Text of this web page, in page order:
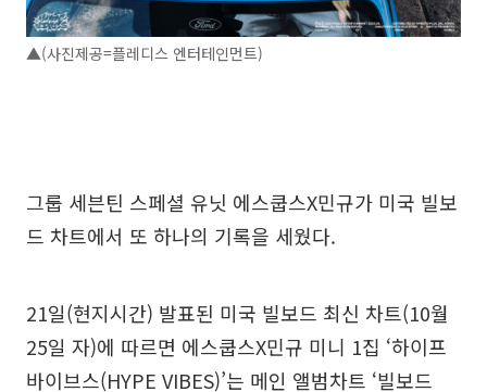
▲(사진제공=플레디스 엔터테인먼트)
그룹 세븐틴 스페셜 유닛 에스쿱스X민규가 미국 빌보
드 차트에서 또 하나의 기록을 세웠다.
21일(현지시간) 발표된 미국 빌보드 최신 차트(10월
25일 자)에 따르면 에스쿱스X민규 미니 1집 ‘하이프
바이브스(HYPE VIBES)’는 메인 앨범차트 ‘빌보드